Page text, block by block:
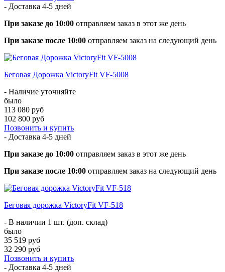
- Доставка 4-5 дней
При заказе до 10:00 отправляем заказ в этот же день
При заказе после 10:00 отправляем заказ на следующий день
Беговая Дорожка VictoryFit VF-5008
- Наличие уточняйте
было
113 080 руб
102 800 руб
Позвонить и купить
- Доставка 4-5 дней
При заказе до 10:00 отправляем заказ в этот же день
При заказе после 10:00 отправляем заказ на следующий день
Беговая дорожка VictoryFit VF-518
- В наличии 1 шт. (доп. склад)
было
35 519 руб
32 290 руб
Позвонить и купить
- Доставка 4-5 дней